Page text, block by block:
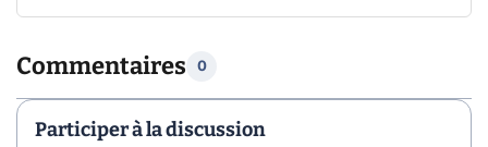
Commentaires 0
Participer à la discussion